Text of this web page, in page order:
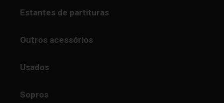
Estantes de partituras
Outros acessórios
Usados
Sopros